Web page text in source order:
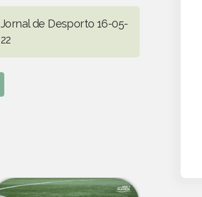
Jornal de Desporto 16-05-
22